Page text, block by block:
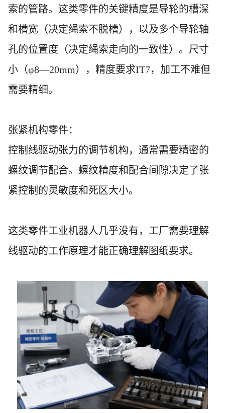
索的管路。这类零件的关键精度是导轮的槽深
和槽宽（决定绳索不脱槽），以及多个导轮轴
孔的位置度（决定绳索走向的一致性）。尺寸
小（φ8—20mm），精度要求IT7，加工不难但
需要精细。
张紧机构零件：
控制线驱动张力的调节机构，通常需要精密的
螺纹调节配合。螺纹精度和配合间隙决定了张
紧控制的灵敏度和死区大小。
这类零件工业机器人几乎没有，工厂需要理解
线驱动的工作原理才能正确理解图纸要求。